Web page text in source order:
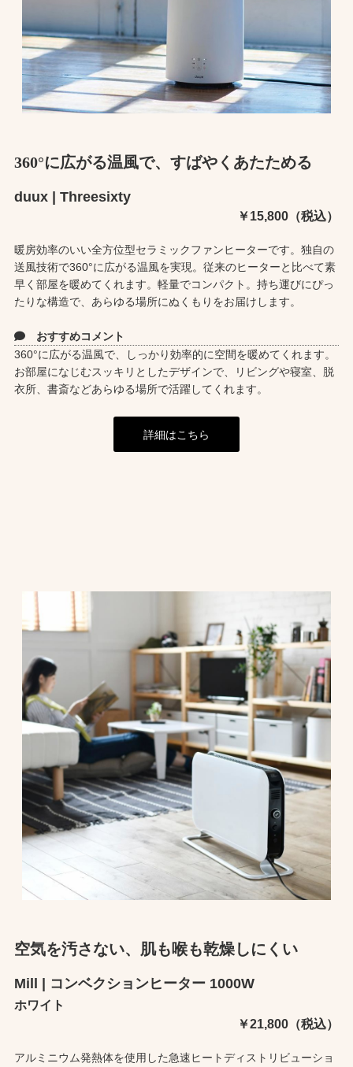
360°に広がる温風で、すばやくあたためる
duux | Threesixty
￥15,800（税込）
暖房効率のいい全方位型セラミックファンヒーターです。独自の
送風技術で360°に広がる温風を実現。従来のヒーターと比べて素
早く部屋を暖めてくれます。軽量でコンパクト。持ち運びにぴっ
たりな構造で、あらゆる場所にぬくもりをお届けします。
おすすめコメント
360°に広がる温風で、しっかり効率的に空間を暖めてくれます。
お部屋になじむスッキリとしたデザインで、リビングや寝室、脱
衣所、書斎などあらゆる場所で活躍してくれます。
詳細はこちら
空気を汚さない、肌も喉も乾燥しにくい
Mill | コンベクションヒーター 1000W
ホワイト
￥21,800（税込）
アルミニウム発熱体を使用した急速ヒートディストリビューショ